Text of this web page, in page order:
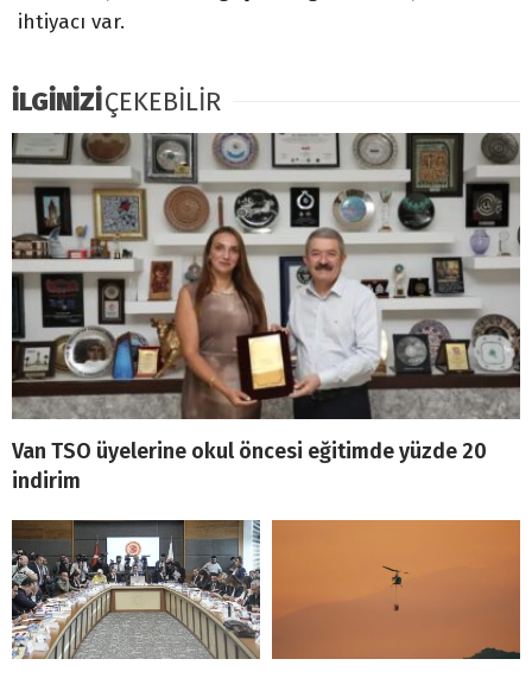
ihtiyacı var.
İLGİNİZİÇEKEBİLİR
Van TSO üyelerine okul öncesi eğitimde yüzde 20
indirim